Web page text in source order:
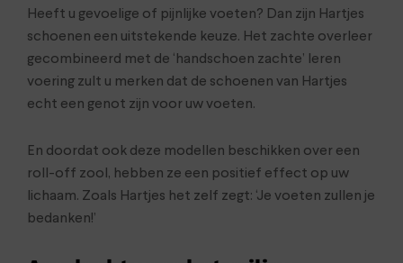
Heeft u gevoelige of pijnlijke voeten? Dan zijn Hartjes
schoenen een uitstekende keuze. Het zachte overleer
gecombineerd met de ‘handschoen zachte’ leren
voering zult u merken dat de schoenen van Hartjes
echt een genot zijn voor uw voeten.
En doordat ook deze modellen beschikken over een
roll-off zool, hebben ze een positief effect op uw
lichaam. Zoals Hartjes het zelf zegt: ‘Je voeten zullen je
bedanken!’